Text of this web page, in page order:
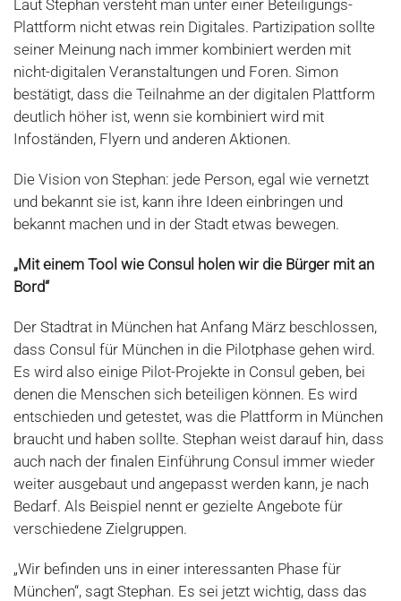
Laut Stephan versteht man unter einer Beteiligungs-
Plattform nicht etwas rein Digitales. Partizipation sollte
seiner Meinung nach immer kombiniert werden mit
nicht-digitalen Veranstaltungen und Foren. Simon
bestätigt, dass die Teilnahme an der digitalen Plattform
deutlich höher ist, wenn sie kombiniert wird mit
Infoständen, Flyern und anderen Aktionen.
Die Vision von Stephan: jede Person, egal wie vernetzt
und bekannt sie ist, kann ihre Ideen einbringen und
bekannt machen und in der Stadt etwas bewegen.
„Mit einem Tool wie Consul holen wir die Bürger mit an
Bord“
Der Stadtrat in München hat Anfang März beschlossen,
dass Consul für München in die Pilotphase gehen wird.
Es wird also einige Pilot-Projekte in Consul geben, bei
denen die Menschen sich beteiligen können. Es wird
entschieden und getestet, was die Plattform in München
braucht und haben sollte. Stephan weist darauf hin, dass
auch nach der finalen Einführung Consul immer wieder
weiter ausgebaut und angepasst werden kann, je nach
Bedarf. Als Beispiel nennt er gezielte Angebote für
verschiedene Zielgruppen.
„Wir befinden uns in einer interessanten Phase für
München“, sagt Stephan. Es sei jetzt wichtig, dass das